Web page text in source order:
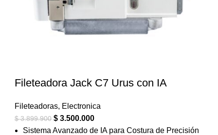
Fileteadora Jack C7 Urus con IA
Fileteadoras, Electronica
$3.899.900 $ 3.500.000
Sistema Avanzado de IA para Costura de Precisión